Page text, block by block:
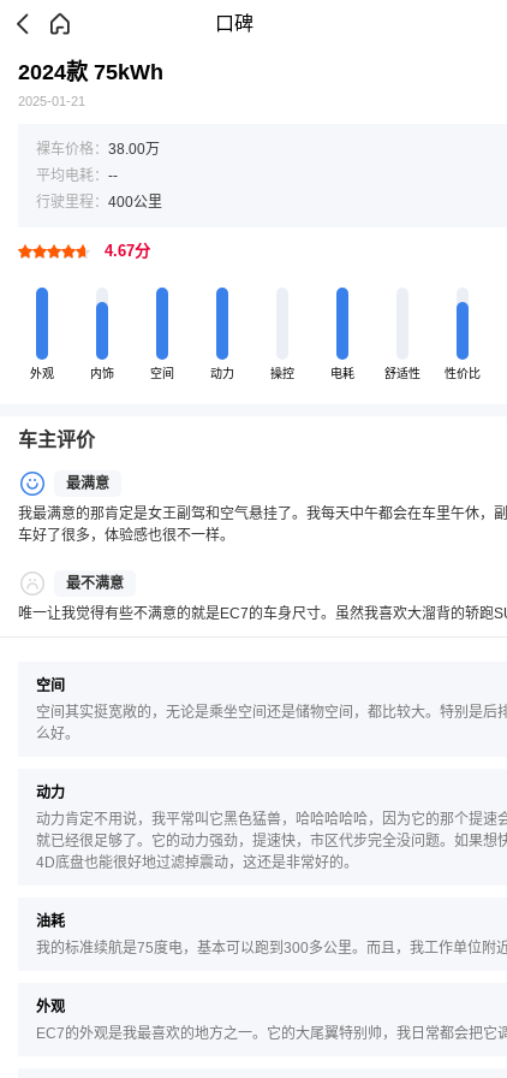
口碑
2024款 75kWh
2025-01-21
裸车价格： 38.00万
平均电耗： --
行驶里程： 400公里
4.67分
外观 内饰 空间 动力 操控 电耗 舒适性 性价比
车主评价
最满意
我最满意的那肯定是女王副驾和空气悬挂了。我每天中午都会在车里午休
车好了很多，体验感也很不一样。
最不满意
唯一让我觉得有些不满意的就是EC7的车身尺寸。虽然我喜欢大溜背的轿跑
空间
空间其实挺宽敞的，无论是乘坐空间还是储物空间，都比较大。特别是
么好。
动力
动力肯定不用说，我平常叫它黑色猛兽，哈哈哈哈哈，因为它的那个提
就已经很足够了。它的动力强劲，提速快，市区代步完全没问题。如果
4D底盘也能很好地过滤掉震动，这还是非常好的。
油耗
我的标准续航是75度电，基本可以跑到300多公里。而且，我工作单位附
外观
EC7的外观是我最喜欢的地方之一。它的大尾翼特别帅，我日常都会把